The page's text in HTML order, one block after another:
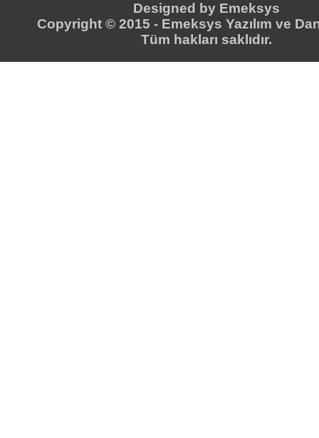
Designed by Emeksys
Copyright © 2015 - Emeksys Yazılım ve
Tüm hakları saklıdır.